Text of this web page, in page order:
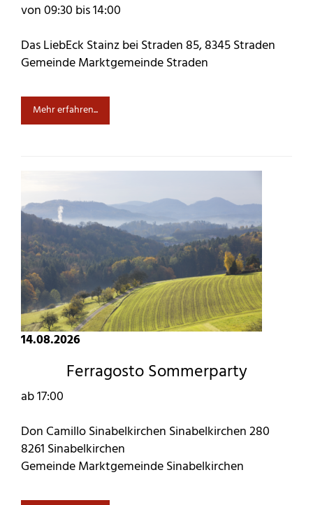
von 09:30 bis 14:00
Das LiebEck Stainz bei Straden 85, 8345 Straden
Gemeinde Marktgemeinde Straden
Mehr erfahren...
14.08.2026
Ferragosto Sommerparty
ab 17:00
Don Camillo Sinabelkirchen Sinabelkirchen 280
8261 Sinabelkirchen
Gemeinde Marktgemeinde Sinabelkirchen